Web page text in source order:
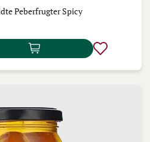
Peberfrugter Spicy